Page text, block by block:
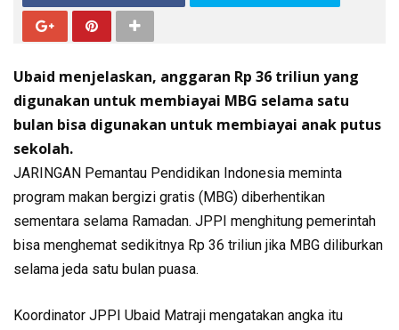
Ubaid menjelaskan, anggaran Rp 36 triliun yang
digunakan untuk membiayai MBG selama satu
bulan bisa digunakan untuk membiayai anak putus
sekolah.
JARINGAN Pemantau Pendidikan Indonesia meminta
program makan bergizi gratis (MBG) diberhentikan
sementara selama Ramadan. JPPI menghitung pemerintah
bisa menghemat sedikitnya Rp 36 triliun jika MBG diliburkan
selama jeda satu bulan puasa.
Koordinator JPPI Ubaid Matraji mengatakan angka itu